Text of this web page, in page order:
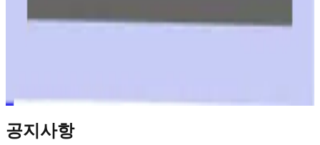
블로그 전체 보기
공지사항